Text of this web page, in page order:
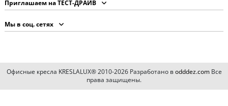
Приглашаем на ТЕСТ-ДРАЙВ
Мы в соц. сетях
Офисные кресла KRESLALUX® 2010-2026 Разработано вodddez.comВсе
права защищены.